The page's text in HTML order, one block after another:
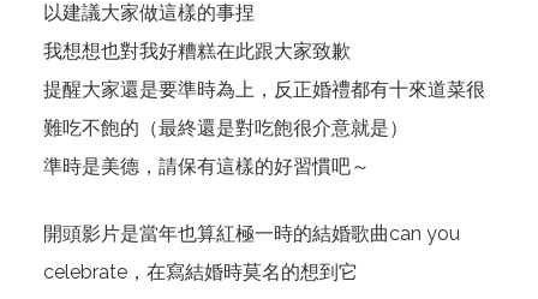
以建議大家做這樣的事捏
我想想也對我好糟糕在此跟大家致歉
提醒大家還是要準時為上，反正婚禮都有十來道菜很
難吃不飽的（最終還是對吃飽很介意就是）
準時是美德，請保有這樣的好習慣吧～
開頭影片是當年也算紅極一時的結婚歌曲can you
celebrate，在寫結婚時莫名的想到它